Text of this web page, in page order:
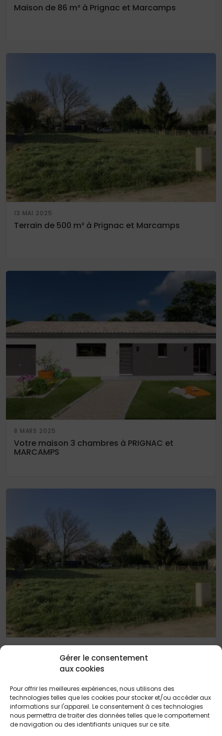
Gérer le consentement
aux cookies
Pour offrir les meilleures expériences, nous utilisons des
technologies telles que les cookies pour stocker et/ou accéder aux
informations sur l'appareil. Le consentement à ces technologies
nous permettra de traiter des données telles que le comportement
de navigation ou des identifiants uniques sur ce site.
Maison de 86 m² à Prignac et Marcamps
13 MAI 2025
Terrain de 500 m² à Prignac et Marcamps
8 MARS 2025
Votre maison 3 chambres à PRIGNAC et
MARCAMPS
Terrain de 710 m² à Prignac et Marcamps